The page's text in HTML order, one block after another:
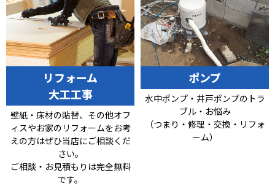
リフォーム
大工工事
壁紙・床材の貼替、その他オフ
ィスやお家のリフォームをお考
えの方はぜひ当店にご相談くだ
さい。
ご相談・お見積もりは完全無料
です。
ポンプ
水中ポンプ・井戸ポンプのトラ
ブル・お悩み
（つまり・修理・交換・リフォ
ーム）